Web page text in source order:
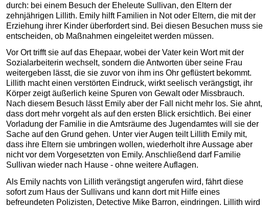
durch: bei einem Besuch der Eheleute Sullivan, den Eltern der
zehnjährigen Lillith. Emily hilft Familien in Not oder Eltern, die mit der
Erziehung ihrer Kinder überfordert sind. Bei diesen Besuchen muss sie
entscheiden, ob Maßnahmen eingeleitet werden müssen.
Vor Ort trifft sie auf das Ehepaar, wobei der Vater kein Wort mit der
Sozialarbeiterin wechselt, sondern die Antworten über seine Frau
weitergeben lässt, die sie zuvor von ihm ins Ohr geflüstert bekommt.
Lillith macht einen verstörten Eindruck, wirkt seelisch verängstigt, ihr
Körper zeigt äußerlich keine Spuren von Gewalt oder Missbrauch.
Nach diesem Besuch lässt Emily aber der Fall nicht mehr los. Sie ahnt,
dass dort mehr vorgeht als auf den ersten Blick ersichtlich. Bei einer
Vorladung der Familie in die Amtsräume des Jugendamtes will sie der
Sache auf den Grund gehen. Unter vier Augen teilt Lillith Emily mit,
dass ihre Eltern sie umbringen wollen, wiederholt ihre Aussage aber
nicht vor dem Vorgesetzten von Emily. Anschließend darf Familie
Sullivan wieder nach Hause - ohne weitere Auflagen.
Als Emily nachts von Lillith verängstigt angerufen wird, fährt diese
sofort zum Haus der Sullivans und kann dort mit Hilfe eines
befreundeten Polizisten, Detective Mike Barron, eindringen. Lillith wird